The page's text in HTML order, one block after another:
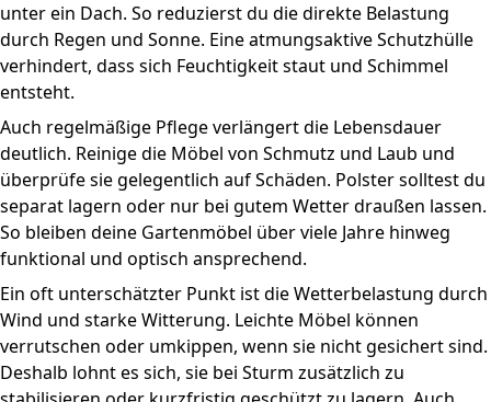
unter ein Dach. So reduzierst du die direkte Belastung
durch Regen und Sonne. Eine atmungsaktive Schutzhülle
verhindert, dass sich Feuchtigkeit staut und Schimmel
entsteht.
Auch regelmäßige Pflege verlängert die Lebensdauer
deutlich. Reinige die Möbel von Schmutz und Laub und
überprüfe sie gelegentlich auf Schäden. Polster solltest du
separat lagern oder nur bei gutem Wetter draußen lassen.
So bleiben deine Gartenmöbel über viele Jahre hinweg
funktional und optisch ansprechend.
Ein oft unterschätzter Punkt ist die Wetterbelastung durch
Wind und starke Witterung. Leichte Möbel können
verrutschen oder umkippen, wenn sie nicht gesichert sind.
Deshalb lohnt es sich, sie bei Sturm zusätzlich zu